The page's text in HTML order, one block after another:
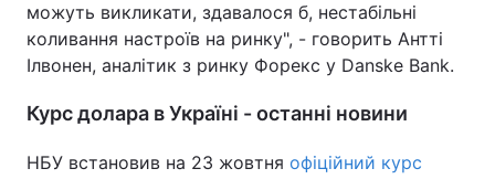
можуть викликати, здавалося б, нестабільні
коливання настроїв на ринку", - говорить Антті
Ілвонен, аналітик з ринку Форекс у Danske Bank.
Курс долара в Україні - останні новини
НБУ встановив на 23 жовтня офіційний курс